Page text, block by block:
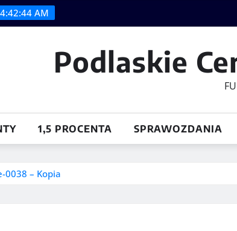
4:42:46 AM
Podlaskie
1,5 PROCENTA SPRAWOZDANIA
0038 – Kopia